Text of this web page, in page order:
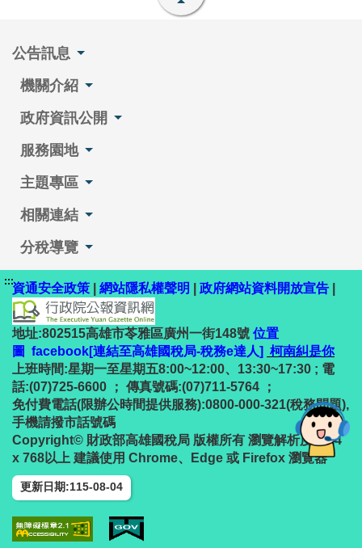
公告訊息
機關介紹
政府資訊公開
服務園地
主題專區
相關連結
分稅導覽
:::資通安全政策 網站隱私權聲明 政府網站資料開放宣告
地址:802515高雄市苓雅區廣州一街148號 位置
圖 facebook[連結至高雄國稅局-稅務e達人] 柯南糾是你
上班時間:星期一至星期五8:00~12:00、13:30~17:30 ; 電
話:(07)725-6600 ； 傳真號碼:(07)711-5764 ；
免付費電話(限辦公時間提供服務):0800-000-321(稅務問題),
手機請撥市話號碼
Copyright© 財政部高雄國稅局 版權所有 瀏覽解析度1024
x 768以上 建議使用 Chrome、Edge 或 Firefox 瀏覽器
更新日期:115-08-04